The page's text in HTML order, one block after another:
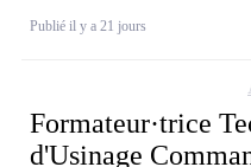
Publié il y a 21 jours
Formateur·trice
d'Usinage